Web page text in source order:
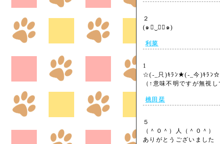
２
(๑￫‿ฺ￩๑)
利菜
1
☆(-_只)ｷﾗﾝ★(-_今)ｷﾗﾝ
（↑意味不明ですが無視
桃田栞
５
（＾０＾）人（＾０＾）
ありがとうございまし